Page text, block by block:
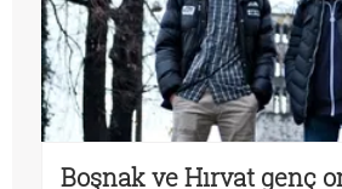
Boşnak ve Hırvat genç